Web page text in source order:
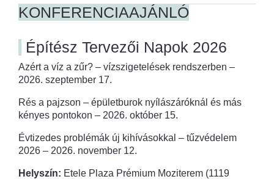
KONFERENCIAAJÁNLÓ
Építész Tervezői Napok 2026
Azért a víz a zűr? – vízszigetelések rendszerben –
2026. szeptember 17.
Rés a pajzson – épületburok nyílászáróknál és más
kényes pontokon – 2026. október 15.
Évtizedes problémák új kihívásokkal – tűzvédelem
2026 – 2026. november 12.
Helyszín: Etele Plaza Prémium Moziterem (1119